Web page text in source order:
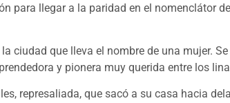
para llegar a la paridad en el nomenclátor
ciudad que lleva el nombre de una mujer.
y pionera muy querida entre los
represaliada, que sacó a su casa hacia